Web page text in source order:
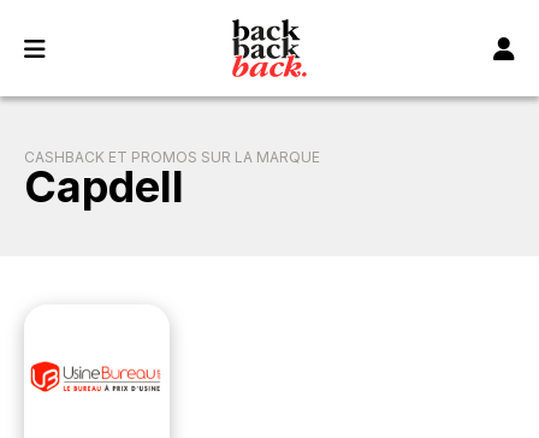
CASHBACK ET PROMOS SUR LA MARQUE
Capdell